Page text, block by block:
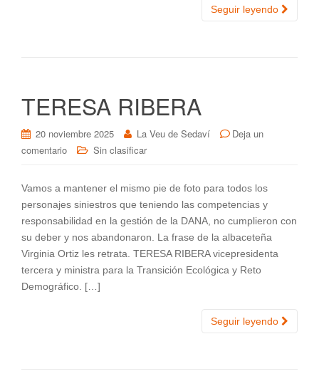
Seguir leyendo
TERESA RIBERA
20 noviembre 2025 La Veu de Sedaví
Deja un
comentario
Sin clasificar
Vamos a mantener el mismo pie de foto para todos los
personajes siniestros que teniendo las competencias y
responsabilidad en la gestión de la DANA, no cumplieron con
su deber y nos abandonaron. La frase de la albaceteña
Virginia Ortiz les retrata. TERESA RIBERA vicepresidenta
tercera y ministra para la Transición Ecológica y Reto
Demográfico. […]
Seguir leyendo